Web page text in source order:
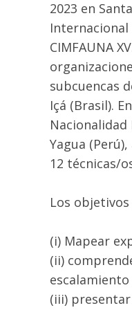
2023 en
Internacional
CIMFAUNA
subcuencas
Içá (Brasil).
Nacionalidad
Yagua
12 técnicas/
Los
(i) Mapear
(ii)
(iii) presentar